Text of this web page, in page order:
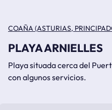
COAÑA (ASTURIAS,
PLAYA ARNIELLES
Playa situada cerca del
con algunos servicios.